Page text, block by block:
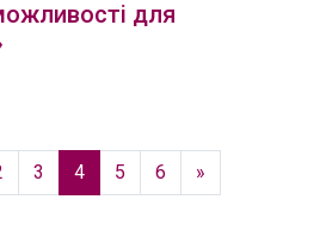
для
3 4 5 6 »